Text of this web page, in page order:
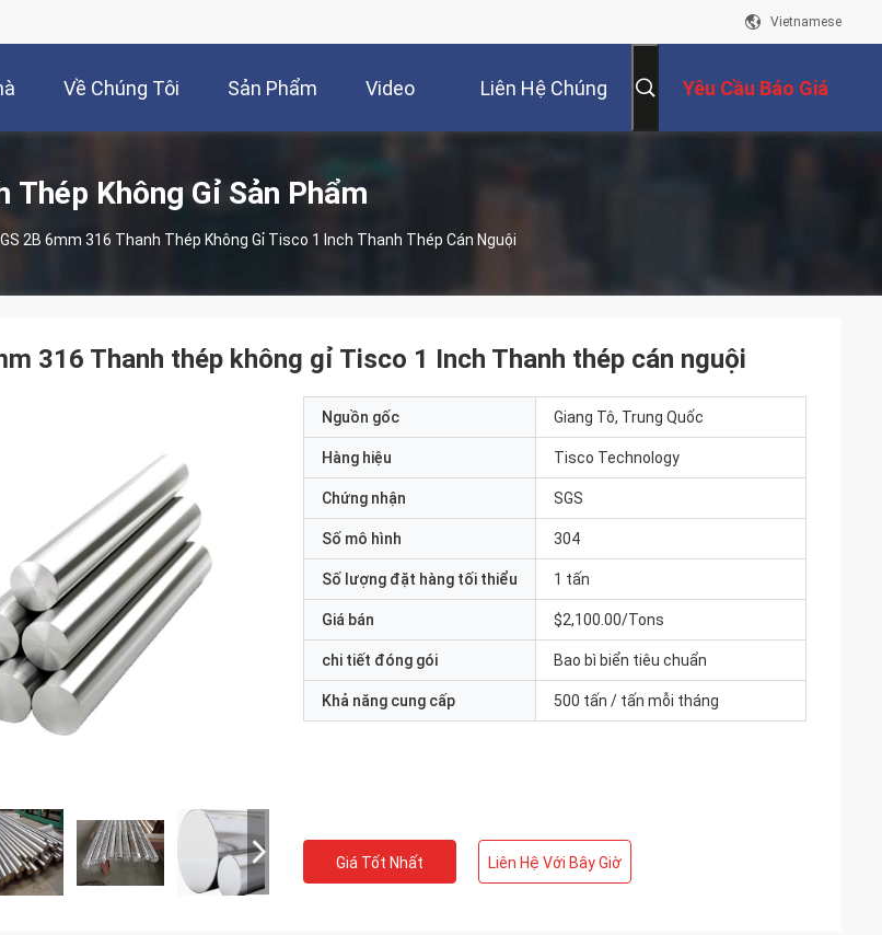
Vietnamese
Về Chúng Tôi Sản Phẩm Video Liên Hệ Chúng Yêu Cầu Báo Giá
Thép Không Gỉ Sản Phẩm
2B 6mm 316 Thanh Thép Không Gỉ Tisco 1 Inch Thanh Thép Cán Nguội
316 Thanh thép không gỉ Tisco 1 Inch Thanh thép cán nguội
Nguồn gốc Giang Tô, Trung Quốc
Hàng hiệu Tisco Technology
Chứng nhận SGS
Số mô hình 304
Số lượng đặt hàng tối thiểu 1 tấn
Giá bán $2,100.00/Tons
chi tiết đóng gói Bao bì biển tiêu chuẩn
Khả năng cung cấp 500 tấn / tấn mỗi tháng
Giá Tốt Nhất Liên Hệ Với Bây Giờ